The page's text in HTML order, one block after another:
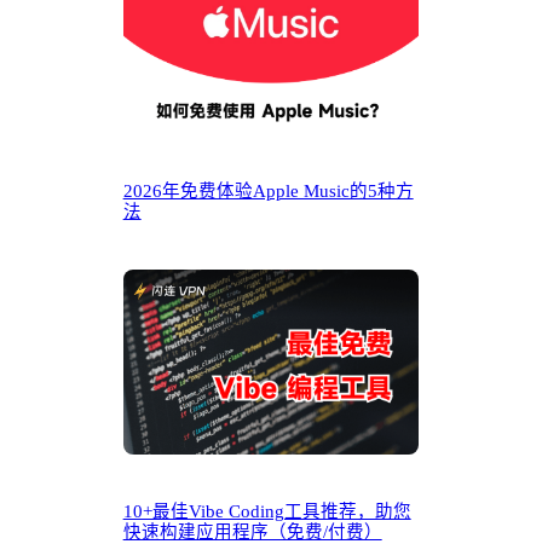
2026年免费体验Apple Music的5种方
法
10+最佳Vibe Coding工具推荐，助您
快速构建应用程序（免费/付费）